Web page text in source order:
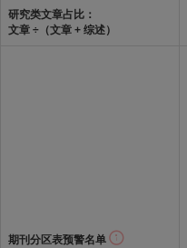
研究类文章占比：
文章 ÷（文章 + 综述）
期刊分区表预警名单